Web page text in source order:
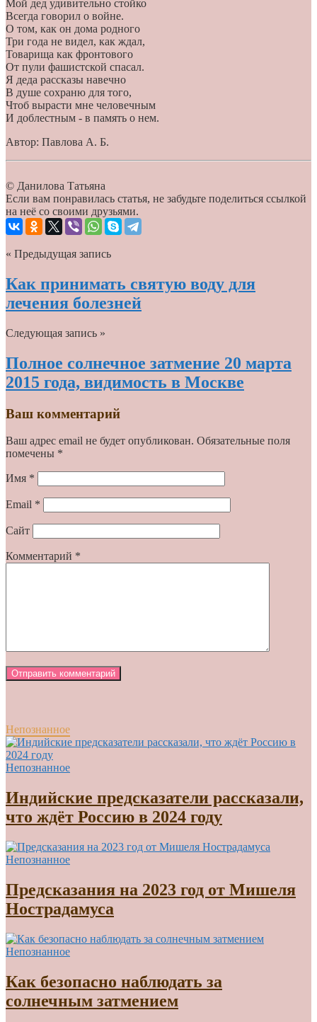
Мой дед удивительно стойко
Всегда говорил о войне.
О том, как он дома родного
Три года не видел, как ждал,
Товарища как фронтового
От пули фашистской спасал.
Я деда рассказы навечно
В душе сохраню для того,
Чтоб вырасти мне человечным
И доблестным - в память о нем.
Автор: Павлова А. Б.
© Данилова Татьяна
Если вам понравилась статья, не забудьте поделиться ссылкой
на неё со своими друзьями.
« Предыдущая запись
Как принимать святую воду для
лечения болезней
Следующая запись »
Полное солнечное затмение 20 марта
2015 года, видимость в Москве
Ваш комментарий
Ваш адрес email не будет опубликован. Обязательные поля
помечены *
Имя *
Email *
Сайт
Комментарий *
Непознанное
Непознанное
Индийские предсказатели рассказали,
что ждёт Россию в 2024 году
Непознанное
Предсказания на 2023 год от Мишеля
Нострадамуса
Непознанное
Как безопасно наблюдать за
солнечным затмением